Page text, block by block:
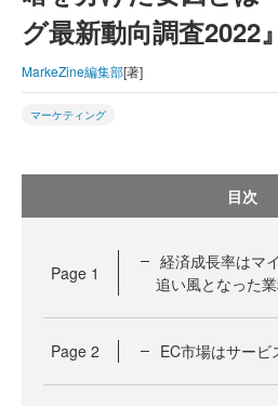
グ最新動向調査2022
MarkeZine編集部[著]
マーケティング
目次
Page 1
経済成長率はマ
追い風となった
Page 2 EC市場はサー